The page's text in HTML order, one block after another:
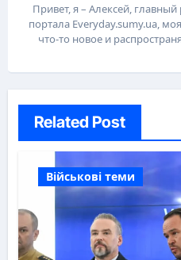
Привет, я – Алексей,
портала Everyday.sumy.ua,
что-то новое и
Related Post
Військові теми